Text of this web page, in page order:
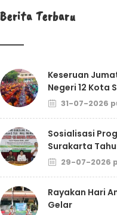
Berita Terbaru
Keseruan
Negeri 12 Kota
31-07-2026
Sosialisasi
Surakarta
29-07-2026
Rayakan Hari
Gelar